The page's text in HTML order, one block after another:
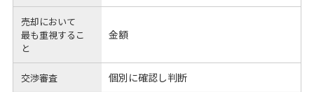
売却において
最も重視するこ
と
金額
交渉審査 個別に確認し判断